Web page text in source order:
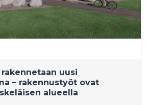
uusi
– rakennustyöt ovat
alueella